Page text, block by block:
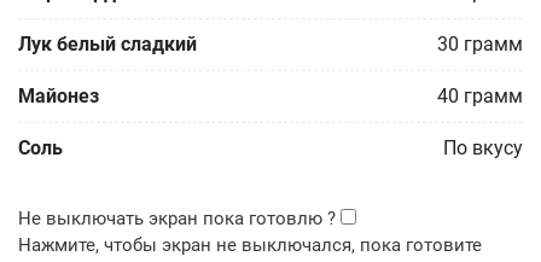
Лук белый сладкий 30 грамм
Майонез 40 грамм
Соль По вкусу